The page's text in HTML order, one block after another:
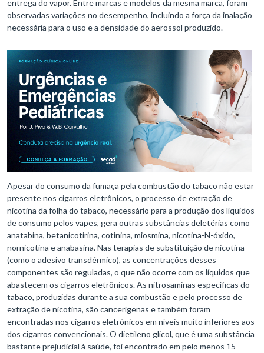
entrega do vapor. Entre marcas e modelos da mesma marca, foram
observadas variações no desempenho, incluindo a força da inalação
necessária para o uso e a densidade do aerossol produzido.
Apesar do consumo da fumaça pela combustão do tabaco não estar
presente nos cigarros eletrônicos, o processo de extração de
nicotina da folha do tabaco, necessário para a produção dos líquidos
de consumo pelos vapes, gera outras substâncias deletérias como
anatabina, betanicotirina, cotinina, miosmina, nicotina-N-óxido,
nornicotina e anabasina. Nas terapias de substituição de nicotina
(como o adesivo transdérmico), as concentrações desses
componentes são reguladas, o que não ocorre com os líquidos que
abastecem os cigarros eletrônicos. As nitrosaminas específicas do
tabaco, produzidas durante a sua combustão e pelo processo de
extração de nicotina, são cancerígenas e também foram
encontradas nos cigarros eletrônicos em níveis muito inferiores aos
dos cigarros convencionais. O dietileno glicol, que é uma substância
bastante prejudicial à saúde, foi encontrado em pelo menos 15